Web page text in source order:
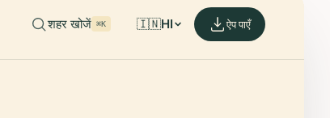
शहर खोजें ⌘K 🇮🇳HI ऐप पाएँ